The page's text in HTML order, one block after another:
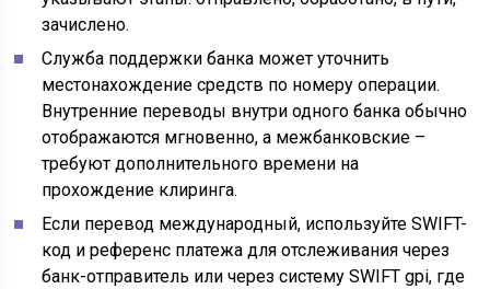
зачислено.
Служба поддержки банка может уточнить
местонахождение средств по номеру операции.
Внутренние переводы внутри одного банка обычно
отображаются мгновенно, а межбанковские –
требуют дополнительного времени на
прохождение клиринга.
Если перевод международный, используйте SWIFT-
код и референс платежа для отслеживания через
банк-отправитель или через систему SWIFT gpi, где